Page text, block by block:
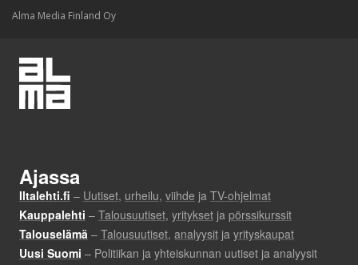
Alma Media Finland Oy